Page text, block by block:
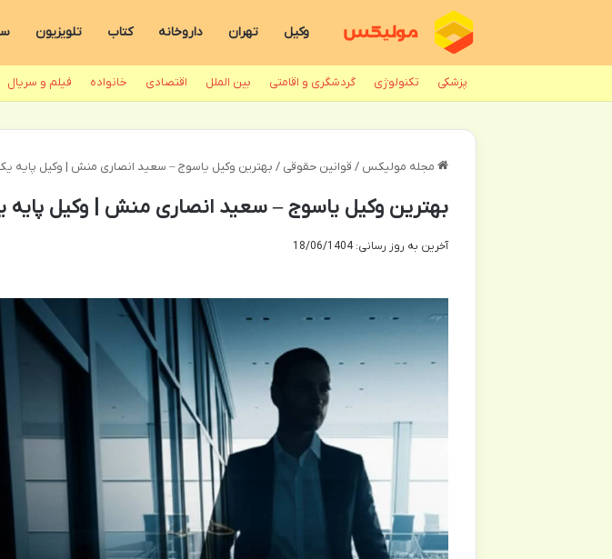
وکیل تهران داروخانه کتاب تلویزیون
پزشکی تکنولوژی گردشگری و اقامتی بین الملل اقتصادی خانواده فیلم و سریال
مجله مولیکس / قوانین حقوقی / بهترین وکیل یاسوج – سعید انصاری منش | وکیل پایه
بهترین وکیل یاسوج – سعید انصاری منش | وکیل پایه
آخرین به روز رسانی: 18/06/1404